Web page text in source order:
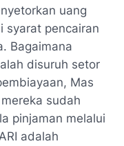
uang
syarat pencairan
Bagaimana
disuruh setor
Mas
sudah
pinjaman melalui
adalah